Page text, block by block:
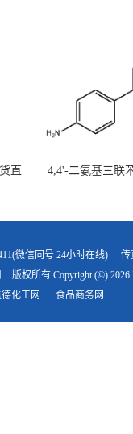
直
4,4'-二氨基三联
微信同号 24小时在线) 传
版权所有 Copyright (©) 2026
化工网 食品商务网